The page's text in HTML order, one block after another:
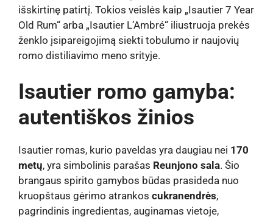
išskirtinę patirtį. Tokios veislės kaip „Isautier 7 Year
Old Rum“ arba „Isautier L’Ambré“ iliustruoja prekės
ženklo įsipareigojimą siekti tobulumo ir naujovių
romo distiliavimo meno srityje.
Isautier romo gamyba:
autentiškos žinios
Isautier romas, kurio paveldas yra daugiau nei 170
metų, yra simbolinis parašas Reunjono sala. Šio
brangaus spirito gamybos būdas prasideda nuo
kruopštaus gėrimo atrankos cukranendrės,
pagrindinis ingredientas, auginamas vietoje,